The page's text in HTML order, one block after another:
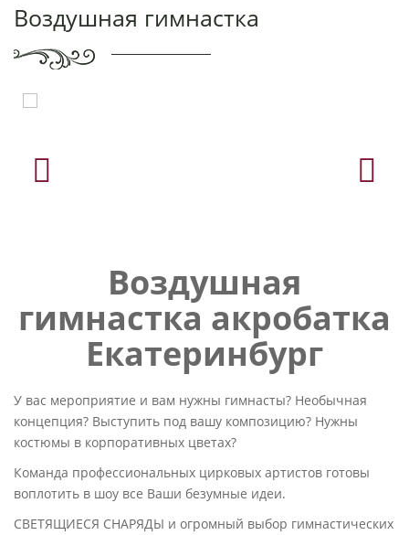
Воздушная гимнастка
Воздушная
гимнастка акробатка
Екатеринбург
У вас мероприятие и вам нужны гимнасты? Необычная
концепция? Выступить под вашу композицию? Нужны
костюмы в корпоративных цветах?
Команда профессиональных цирковых артистов готовы
воплотить в шоу все Ваши безумные идеи.
СВЕТЯЩИЕСЯ СНАРЯДЫ и огромный выбор гимнастических